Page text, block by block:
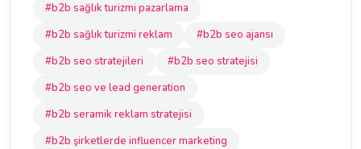
#b2b sağlık turizmi pazarlama
#b2b sağlık turizmi reklam
#b2b seo ajansı
#b2b seo stratejileri
#b2b seo stratejisi
#b2b seo ve lead generation
#b2b seramik reklam stratejisi
#b2b şirketlerde influencer marketing